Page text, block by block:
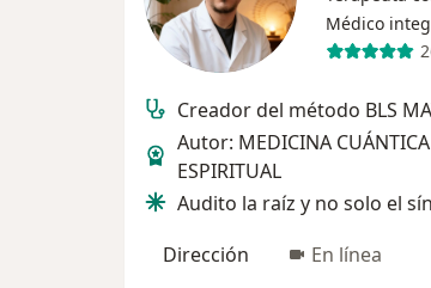
Médico
Creador del método BLS
Autor: MEDICINA
ESPIRITUAL
Audito la raíz y no solo el
Dirección
En línea